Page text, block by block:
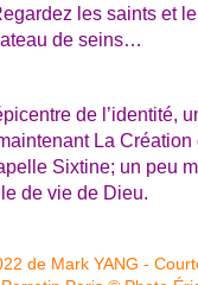
les saints et
de seins…
de l’identité,
La Création
Sixtine; un peu
de vie de Dieu.